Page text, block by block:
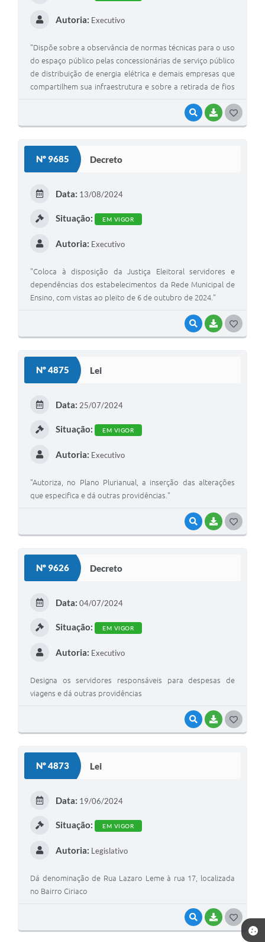
VISUALIZAR
BAIXAR
Autoria: Executivo
"Dispõe sobre a observância de normas técnicas para o uso
do espaço público pelas concessionárias de serviço público
de distribuição de energia elétrica e demais empresas que
compartilhem sua infraestrutura e sobre a retirada de fios
Nº 9685 Decreto
VISUALIZAR
BAIXAR
Data: 13/08/2024
Situação: EM VIGOR
Autoria: Executivo
"Coloca à disposição da Justiça Eleitoral servidores e
dependências dos estabelecimentos da Rede Municipal de
Ensino, com vistas ao pleito de 6 de outubro de 2024."
Nº 4875 Lei
VISUALIZAR
BAIXAR
Data: 25/07/2024
Situação: EM VIGOR
Autoria: Executivo
"Autoriza, no Plano Plurianual, a inserção das alterações
que especifica e dá outras providências."
Nº 9626 Decreto
VISUALIZAR
BAIXAR
Data: 04/07/2024
Situação: EM VIGOR
Autoria: Executivo
Designa os servidores responsáveis para despesas de
viagens e dá outras providências
Nº 4873 Lei
VISUALIZAR
BAIXAR GOSTEI
Data: 19/06/2024
Situação: EM VIGOR
Autoria: Legislativo
Dá denominação de Rua Lazaro Leme à rua 17, localizada
no Bairro Ciriaco